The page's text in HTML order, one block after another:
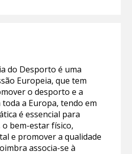
do Desporto é uma
Europeia, que tem
o desporto e a
a Europa, tendo em
é essencial para
bem-estar físico,
e promover a qualidade
associa-se à